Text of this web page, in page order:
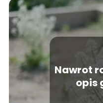
Nawrot
opis